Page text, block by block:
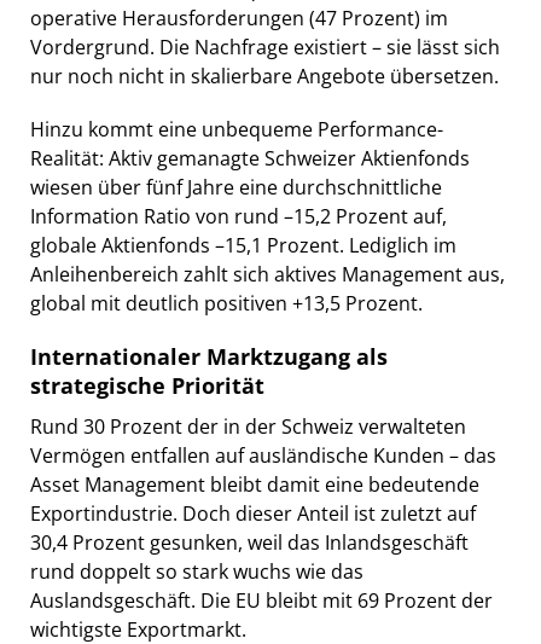
operative Herausforderungen (47 Prozent) im
Vordergrund. Die Nachfrage existiert – sie lässt sich
nur noch nicht in skalierbare Angebote übersetzen.
Hinzu kommt eine unbequeme Performance-
Realität: Aktiv gemanagte Schweizer Aktienfonds
wiesen über fünf Jahre eine durchschnittliche
Information Ratio von rund –15,2 Prozent auf,
globale Aktienfonds –15,1 Prozent. Lediglich im
Anleihenbereich zahlt sich aktives Management aus,
global mit deutlich positiven +13,5 Prozent.
Internationaler Marktzugang als
strategische Priorität
Rund 30 Prozent der in der Schweiz verwalteten
Vermögen entfallen auf ausländische Kunden – das
Asset Management bleibt damit eine bedeutende
Exportindustrie. Doch dieser Anteil ist zuletzt auf
30,4 Prozent gesunken, weil das Inlandsgeschäft
rund doppelt so stark wuchs wie das
Auslandsgeschäft. Die EU bleibt mit 69 Prozent der
wichtigste Exportmarkt.